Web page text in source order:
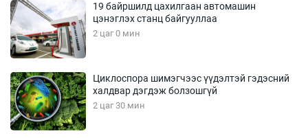
19 байршилд цахилгаан автомашин
цэнэглэх станц байгууллаа
2 цаг 0 мин
Циклоспора шимэгчээс үүдэлтэй гэдэсний
халдвар дэгдэж болзошгүй
2 цаг 30 мин